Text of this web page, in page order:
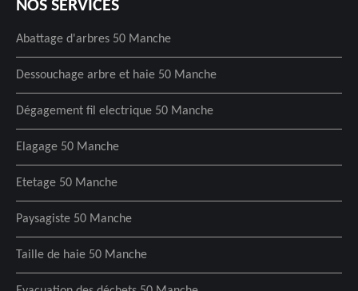
NOS SERVICES
Abattage d'arbres 50 Manche
Dessouchage arbre et haie 50 Manche
Dégagement fil electrique 50 Manche
Elagage 50 Manche
Etetage 50 Manche
Paysagiste 50 Manche
Taille de haie 50 Manche